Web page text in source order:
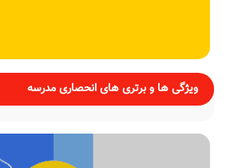
ویژگی ها و برتری های انحصاری مدرسه